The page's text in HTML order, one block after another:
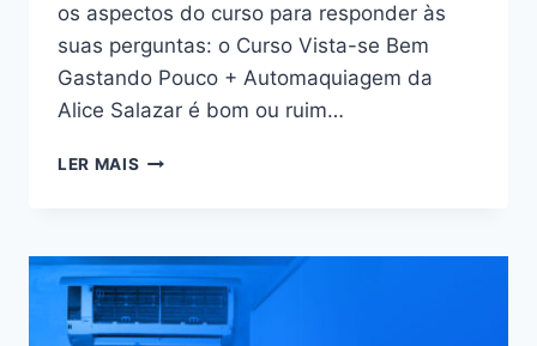
os aspectos do curso para responder às
suas perguntas: o Curso Vista-se Bem
Gastando Pouco + Automaquiagem da
Alice Salazar é bom ou ruim…
LER MAIS CURSO
GASTANDO
POUCO
+
AUTOMAQUIAGEM